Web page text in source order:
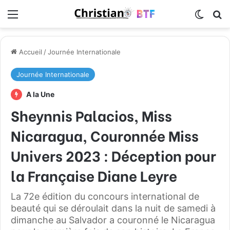
Accueil /Journée Internationale
Journée Internationale
A la Une
Sheynnis Palacios, Miss
Nicaragua, Couronnée Miss
Univers 2023 : Déception pour
la Française Diane Leyre
La 72e édition du concours international de
beauté qui se déroulait dans la nuit de samedi à
dimanche au Salvador a couronné le Nicaragua